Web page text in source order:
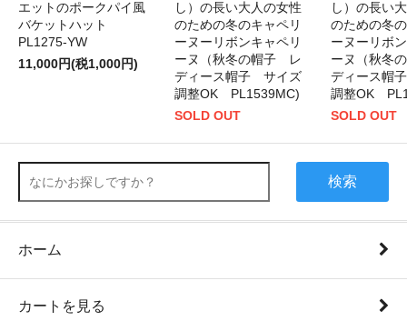
エットのポークパイ風
バケットハット
PL1275-YW
11,000円(税1,000円)
し）の長い大人の女性
のための冬のキャペリ
ーヌーリボンキャペリ
ーヌ（秋冬の帽子 レ
ディース帽子 サイズ
調整OK PL1539MC)
SOLD OUT
し）の長い
のための冬
ーヌーリボ
ーヌ（秋冬
ディース帽
調整OK
SOLD OUT
検索
ホーム
カートを見る